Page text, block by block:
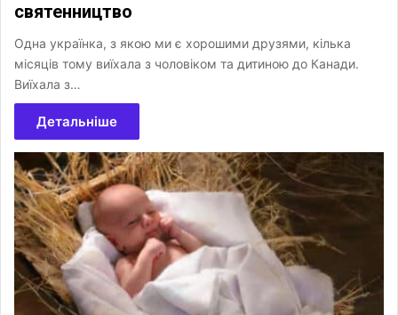
святенництво
Одна українка, з якою ми є хорошими друзями, кілька
місяців тому виїхала з чоловіком та дитиною до Канади.
Виїхала з…
Детальніше